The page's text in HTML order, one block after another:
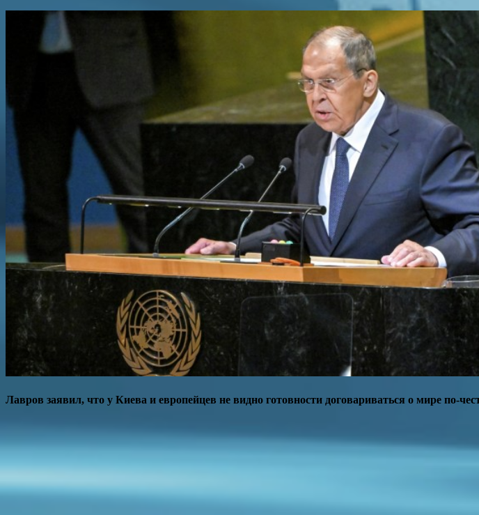
Лавров заявил, что у Киева и европейцев не видно готовности договариваться о мире по-